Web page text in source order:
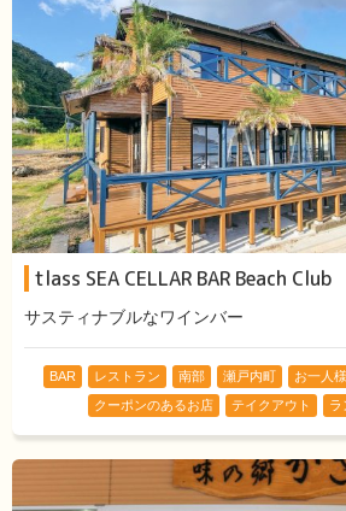
tlass SEA CELLAR BAR Beach Club
サスティナブルなワインバー
BAR レストラン 南部 瀬戸内町 お一人
クーポンのあるお店
テイクアウト ラ